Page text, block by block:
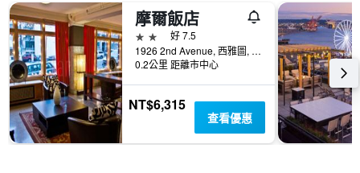
摩爾飯店
2星級
好 7.5
1926 2nd Avenue, 西雅圖, WA, 美國
0.2公里 距離市中心
NT$6,315
查看優惠